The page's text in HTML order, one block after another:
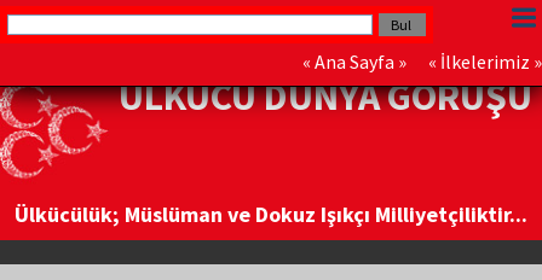
« Ana Sayfa » « İlkelerimiz »
ÜLKÜCÜ DÜNYA GÖRÜŞÜ
Ülkücülük; Müslüman ve Dokuz Işıkçı Milliyetçiliktir...